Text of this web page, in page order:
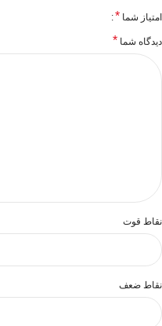
امتیاز شما *
دیدگاه شما *
نقاط قوت
نقاط ضعف